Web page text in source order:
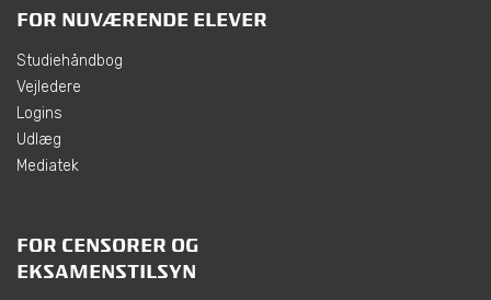
FOR NUVÆRENDE ELEVER
Studiehåndbog
Vejledere
Logins
Udlæg
Mediatek
FOR CENSORER OG
EKSAMENSTILSYN